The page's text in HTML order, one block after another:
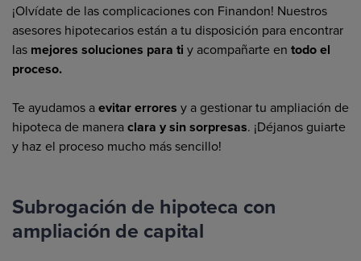
¡Olvídate de las complicaciones con Finandon! Nuestros
asesores hipotecarios están a tu disposición para encontrar
las mejores soluciones para ti y acompañarte en todo el
proceso.
Te ayudamos aevitar errores y a gestionar tu ampliación de
hipoteca de maneraclara y sin sorpresas. ¡Déjanos guiarte
y haz el proceso mucho más sencillo!
Subrogación de hipoteca con
ampliación de capital